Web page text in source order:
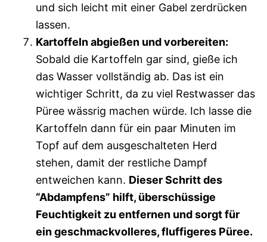
und sich leicht mit einer Gabel zerdrücken
lassen.
Kartoffeln abgießen und vorbereiten:
Sobald die Kartoffeln gar sind, gieße ich
das Wasser vollständig ab. Das ist ein
wichtiger Schritt, da zu viel Restwasser das
Püree wässrig machen würde. Ich lasse die
Kartoffeln dann für ein paar Minuten im
Topf auf dem ausgeschalteten Herd
stehen, damit der restliche Dampf
entweichen kann. Dieser Schritt des
“Abdampfens” hilft, überschüssige
Feuchtigkeit zu entfernen und sorgt für
ein geschmackvolleres, fluffigeres Püree.